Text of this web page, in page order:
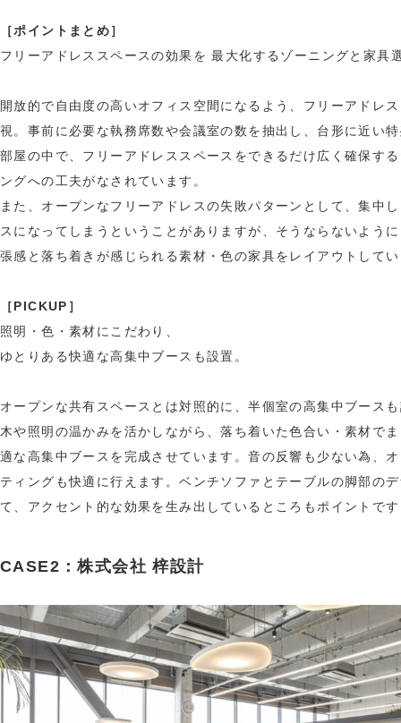
［ポイントまとめ］
フリーアドレススペースの効果を 最大化するゾーニングと家具
開放的で自由度の高いオフィス空間になるよう、フリーアドレ
視。事前に必要な執務席数や会議室の数を抽出し、台形に近い
部屋の中で、フリーアドレススペースをできるだけ広く確保す
ングへの工夫がなされています。
また、オープンなフリーアドレスの失敗パターンとして、集中
スになってしまうということがありますが、そうならないよう
張感と落ち着きが感じられる素材・色の家具をレイアウトして
［PICKUP］
照明・色・素材にこだわり、
ゆとりある快適な高集中ブースも設置。
オープンな共有スペースとは対照的に、半個室の高集中ブース
木や照明の温かみを活かしながら、落ち着いた色合い・素材で
適な高集中ブースを完成させています。音の反響も少ない為、
ティングも快適に行えます。ベンチソファとテーブルの脚部の
て、アクセント的な効果を生み出しているところもポイントで
CASE2：株式会社 梓設計